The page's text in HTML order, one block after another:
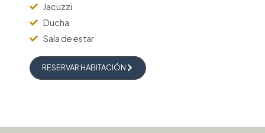
Jacuzzi
Ducha
Sala de estar
RESERVAR HABITACIÓN